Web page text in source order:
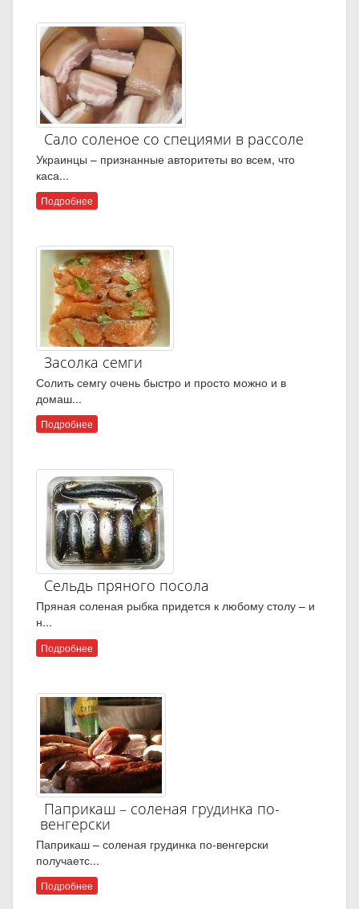
Сало соленое со специями в рассоле
Украинцы – признанные авторитеты во всем, что
каса...
Подробнее
Засолка семги
Солить семгу очень быстро и просто можно и в
домаш...
Подробнее
Сельдь пряного посола
Пряная соленая рыбка придется к любому столу – и
н...
Подробнее
Паприкаш – соленая грудинка по-
венгерски
Паприкаш – соленая грудинка по-венгерски
получаетс...
Подробнее